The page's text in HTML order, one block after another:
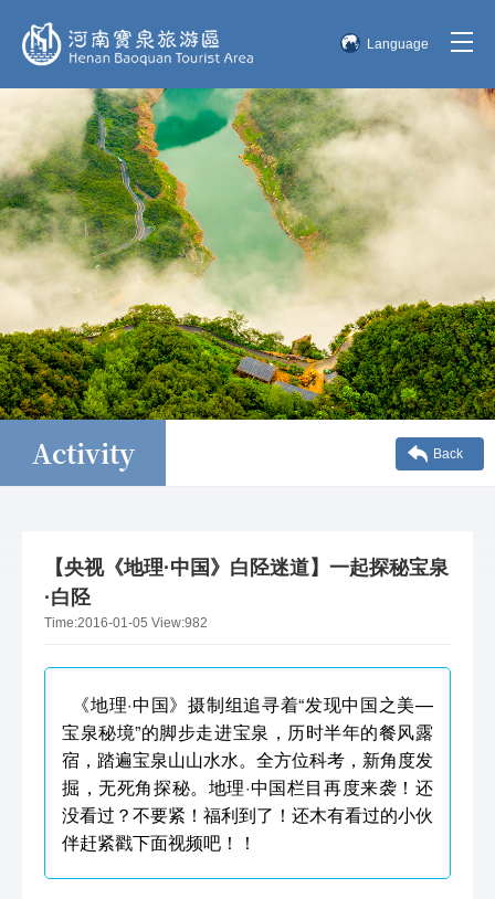
Language
English
한국어
日本語
Activity Back
【央视《地理·中国》白陉迷道】一起探秘宝泉
·白陉
Time:2016-01-05 View:982
《地理·中国》摄制组追寻着“发现中国之美—
宝泉秘境”的脚步走进宝泉，历时半年的餐风露
宿，踏遍宝泉山山水水。全方位科考，新角度发
掘，无死角探秘。地理·中国栏目再度来袭！还
没看过？不要紧！福利到了！还木有看过的小伙
伴赶紧戳下面视频吧！！